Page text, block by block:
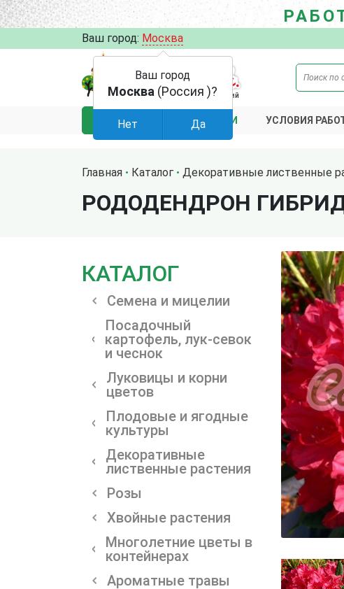
Ваш город: Москва
КАТАЛОГ АКЦИИ УСЛОВИЯ
Главная Каталог Декоративные лиственные
РОДОДЕНДРОН
КАТАЛОГ
Семена и мицелии
Посадочный
картофель, лук-севок
и чеснок
Луковицы и корни
цветов
Плодовые и ягодные
культуры
Декоративные
лиственные растения
Розы
Хвойные растения
Многолетние цветы в
контейнерах
Ароматные травы
Ваш город
Москва (Россия )?
Нет Да